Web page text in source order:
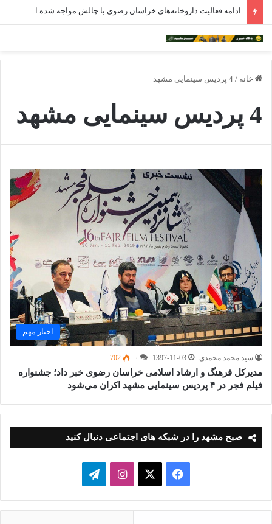
ادامه فعالیت داروخانه‌های خراسان رضوی با چالش مواجه شده است
خانه / 4 پردیس سینمایی مشهد
4 پردیس سینمایی مشهد
اخبار مهم
سید محمد محمدی 1397-11-03 ۰ 702
مدیرکل فرهنگ و ارشاد اسلامی خراسان رضوی خبر داد؛ جشنواره
فیلم فجر در ۴ پردیس سینمایی مشهد اکران می‌شود
صبح مشهد را در شبکه های اجتماعی دنبال کنید
فیسبوک ایکساینستاگرامتلگرام